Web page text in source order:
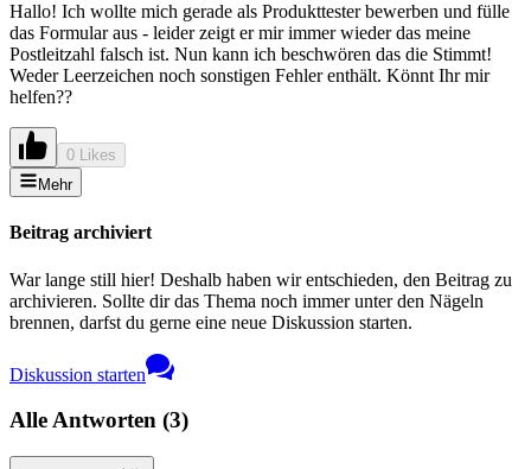
Hallo! Ich wollte mich gerade als Produkttester bewerben und fülle
das Formular aus - leider zeigt er mir immer wieder das meine
Postleitzahl falsch ist. Nun kann ich beschwören das die Stimmt!
Weder Leerzeichen noch sonstigen Fehler enthält. Könnt Ihr mir
helfen??
0 Likes
Mehr
Beitrag archiviert
War lange still hier! Deshalb haben wir entschieden, den Beitrag zu
archivieren. Sollte dir das Thema noch immer unter den Nägeln
brennen, darfst du gerne eine neue Diskussion starten.
Diskussion starten
Alle Antworten (3)